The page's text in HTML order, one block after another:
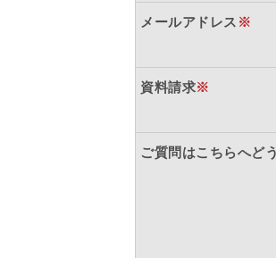
メールアドレス ※
資料請求※
ご質問はこちらへど